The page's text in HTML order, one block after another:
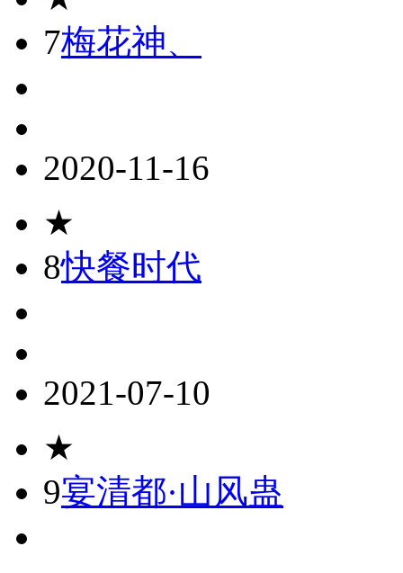
7梅花神、
2020-11-16
★
8快餐时代
2021-07-10
★
9宴清都·山风蛊